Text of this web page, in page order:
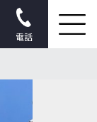
電話